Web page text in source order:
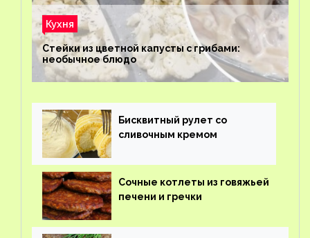
Кухня
Стейки из цветной капусты с грибами:
необычное блюдо
Бисквитный рулет со
сливочным кремом
Сочные котлеты из говяжьей
печени и гречки